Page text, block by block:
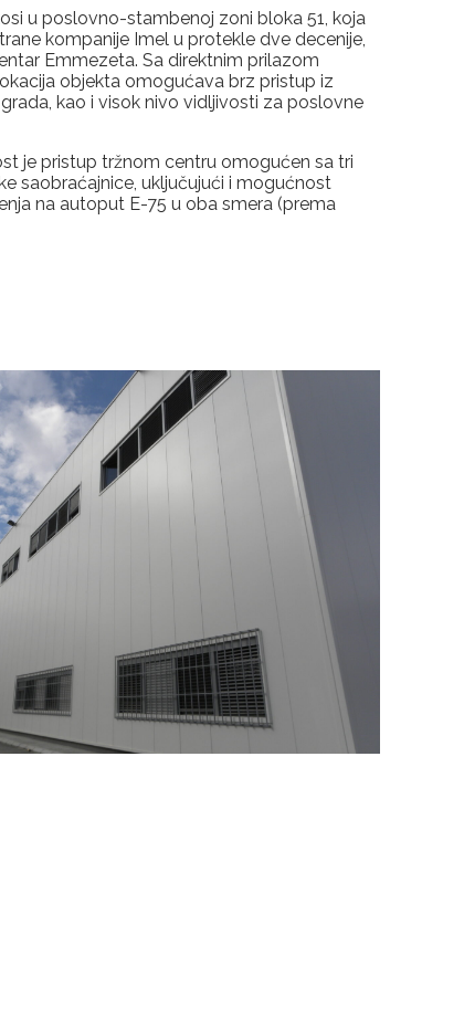
u poslovno-stambenoj zoni bloka 51, koja
kompanije Imel u protekle dve decenije,
Emmezeta. Sa direktnim prilazom
objekta omogućava brz pristup iz
kao i visok nivo vidljivosti za poslovne
je pristup tržnom centru omogućen sa tri
saobraćajnice, uključujući i mogućnost
na autoput E-75 u oba smera (prema